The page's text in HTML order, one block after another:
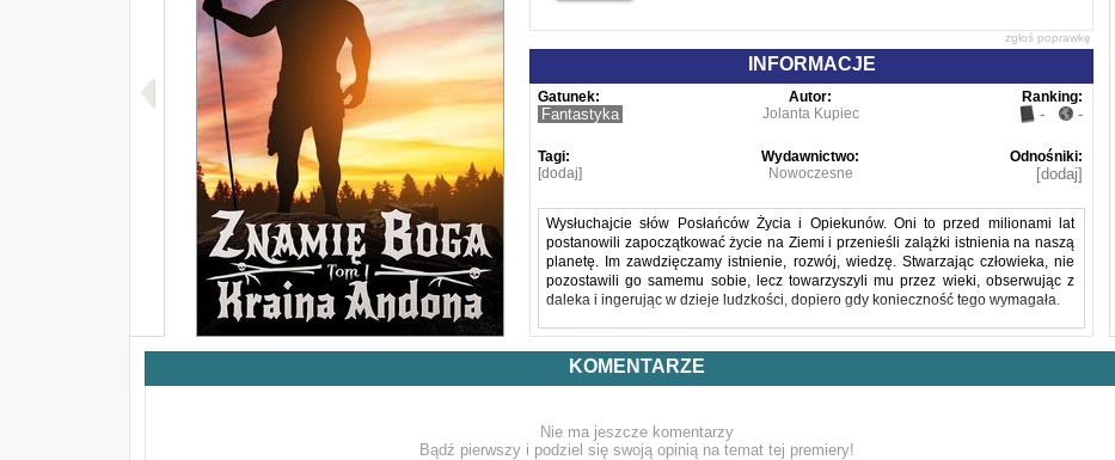
zgłoś poprawkę
INFORMACJE
Gatunek:
Fantastyka
Autor:
Jolanta Kupiec
Ranking:
- -
Tagi:
[dodaj]
Wydawnictwo:
Nowoczesne
Odnośniki:
[dodaj]
Wysłuchajcie słów Posłańców Życia i Opiekunów. Oni to przed milionami lat
postanowili zapoczątkować życie na Ziemi i przenieśli zalążki istnienia na naszą
planetę. Im zawdzięczamy istnienie, rozwój, wiedzę. Stwarzając człowieka, nie
pozostawili go samemu sobie, lecz towarzyszyli mu przez wieki, obserwując z
daleka i ingerując w dzieje ludzkości, dopiero gdy konieczność tego wymagała.
Powieść inspirowana Księgą Urantii opowiada historię człowieka od jego
prapoczątków, analizuje kolejne etapy kształtowania się cywilizacji wspomaganej
przez istoty z kosmosu. Połączenie naukowych teorii z wątkami fantasy pozwala
Powyższy opis pochodzi od wydawcy.
KOMENTARZE
Nie ma jeszcze komentarzy
Bądź pierwszy i podziel się swoją opinią na temat tej premiery!